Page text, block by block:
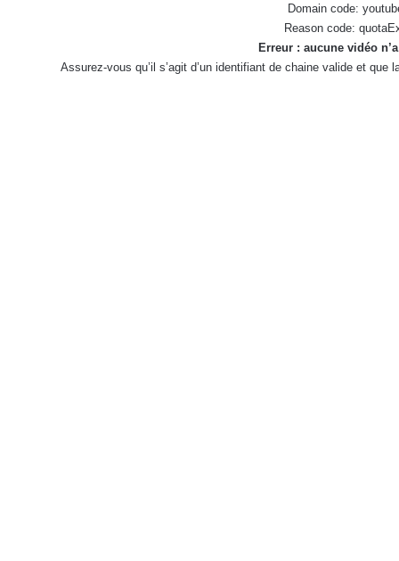
Domain code:
Reason code:
Erreur : aucune vidéo
Assurez-vous qu’il s’agit d’un identifiant de chaine valide et